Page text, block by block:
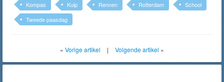
Kompas
Kuip Rennen Rotterdam
School
Tweede paasdag
« Vorige artikel | Volgende artikel »